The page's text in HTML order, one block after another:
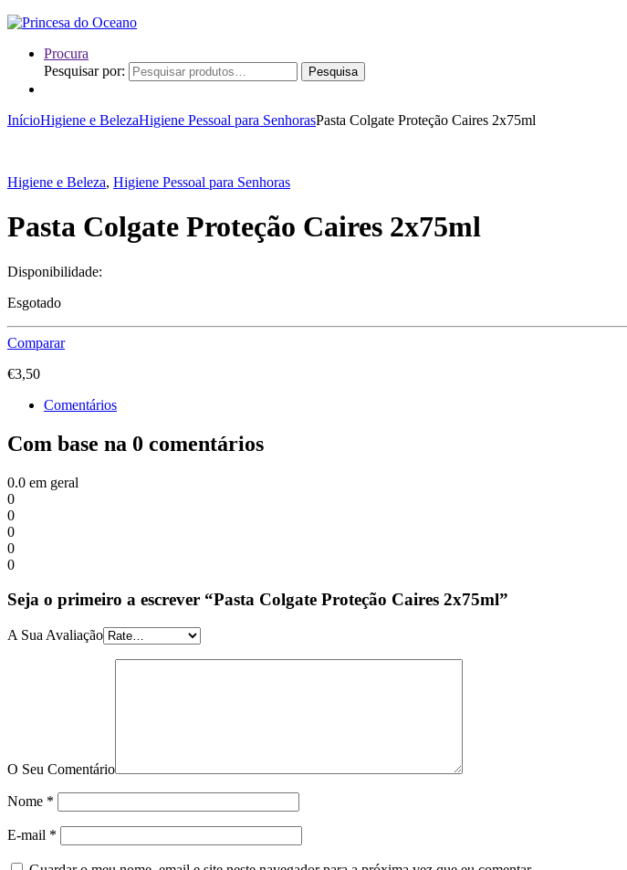
Procura
Pesquisar por:
Pesquisa
InícioHigiene e BelezaHigiene Pessoal para SenhorasPasta Colgate Proteção Caires 2x75ml
Higiene e Beleza, Higiene Pessoal para Senhoras
Pasta Colgate Proteção Caires 2x75ml
Disponibilidade:
Esgotado
Comparar
€3,50
Comentários
Com base na 0 comentários
0.0 em geral
0
0
0
0
0
Seja o primeiro a escrever “Pasta Colgate Proteção Caires 2x75ml”
A Sua Avaliação
O Seu Comentário
Nome *
E-mail *